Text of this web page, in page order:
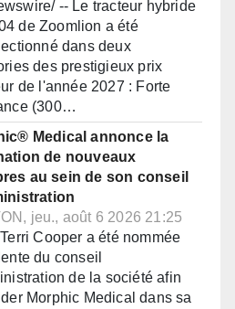
-- Le tracteur hybride
de Zoomlion a été
dans deux
des prestigieux prix
de l'année 2027 : Forte
(300…
Medical annonce la
de nouveaux
au sein de son conseil
jeu., août 6 2026 21:25
Cooper a été nommée
du conseil
de la société afin
Morphic Medical dans sa